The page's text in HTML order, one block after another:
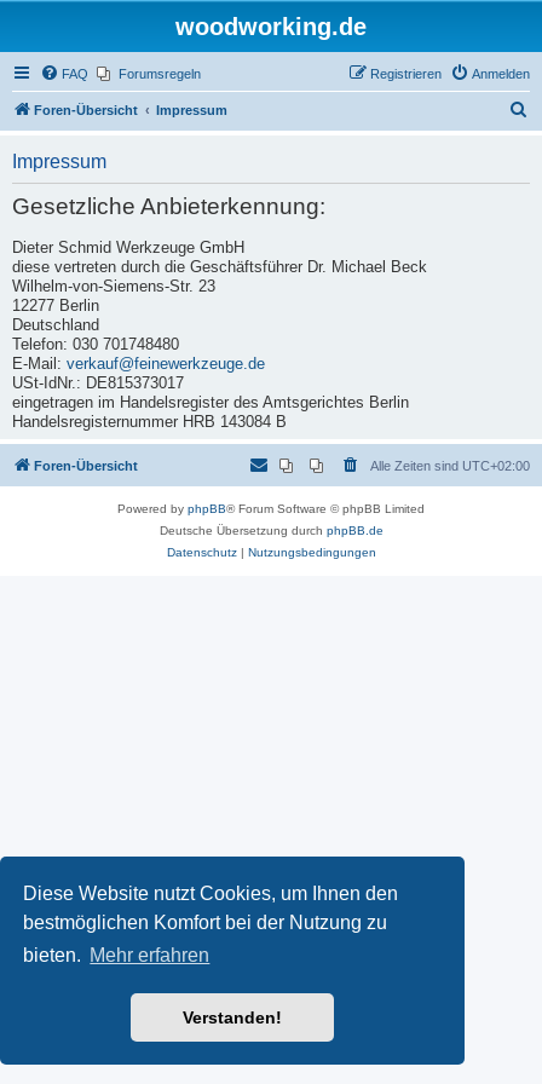
Diese Website nutzt Cookies, um Ihnen den
bestmöglichen Komfort bei der Nutzung zu
bieten. Mehr erfahren
Verstanden!
woodworking.de
FAQ Forumsregeln Anmelden
Registrieren
Foren-Übersicht Impressum
Impressum
Gesetzliche Anbieterkennung:
Dieter Schmid Werkzeuge GmbH
diese vertreten durch die Geschäftsführer Dr. Michael Beck
Wilhelm-von-Siemens-Str. 23
12277 Berlin
Deutschland
Telefon: 030 701748480
E-Mail: verkauf@feinewerkzeuge.de
USt-IdNr.: DE815373017
eingetragen im Handelsregister des Amtsgerichtes Berlin
Handelsregisternummer HRB 143084 B
Foren-Übersicht Alle Zeiten sind UTC+02:00
Powered by phpBB® Forum Software © phpBB Limited
Deutsche Übersetzung durch phpBB.de
Datenschutz| Nutzungsbedingungen